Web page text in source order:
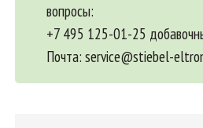
вопросы:
+7 495 125-01-25
Почта: service@stiebel-